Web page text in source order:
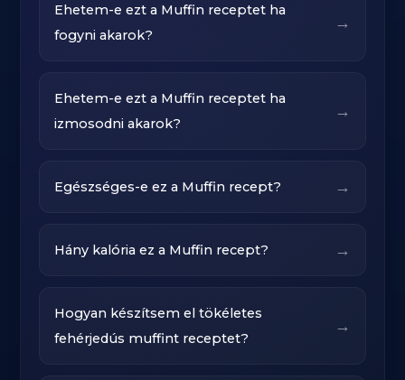
Ehetem-e ezt a Muffin receptet ha
fogyni akarok?
→
Ehetem-e ezt a Muffin receptet ha
izmosodni akarok?
→
Egészséges-e ez a Muffin recept? →
Hány kalória ez a Muffin recept? →
Hogyan készítsem el tökéletes
fehérjedús muffint receptet?
→